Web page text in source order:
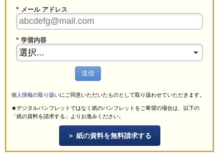
* メール アドレス
* 学習内容
送信
個人情報の取り扱いにご同意いただいたものとして取り扱わせていただきます。
★デジタルパンフレットではなく紙のパンフレットをご希望の場合は、以下の
「紙の資料を請求する」よりお進みください。
紙の資料を無料請求する